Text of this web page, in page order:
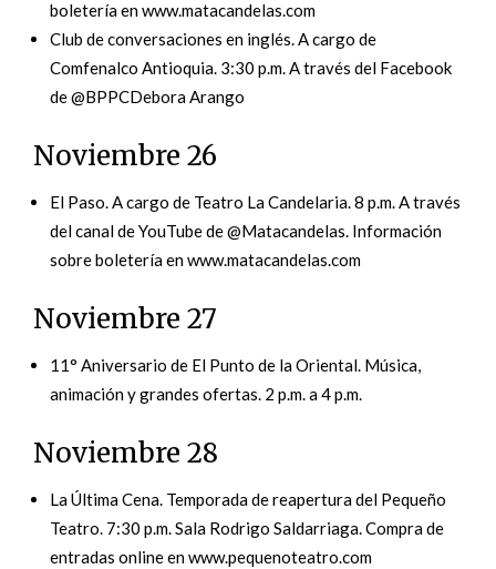
boletería en www.matacandelas.com
Club de conversaciones en inglés. A cargo de
Comfenalco Antioquia. 3:30 p.m. A través del Facebook
de @BPPCDebora Arango
Noviembre 26
El Paso. A cargo de Teatro La Candelaria. 8 p.m. A través
del canal de YouTube de @Matacandelas. Información
sobre boletería en www.matacandelas.com
Noviembre 27
11° Aniversario de El Punto de la Oriental. Música,
animación y grandes ofertas. 2 p.m. a 4 p.m.
Noviembre 28
La Última Cena. Temporada de reapertura del Pequeño
Teatro. 7:30 p.m. Sala Rodrigo Saldarriaga. Compra de
entradas online en www.pequenoteatro.com